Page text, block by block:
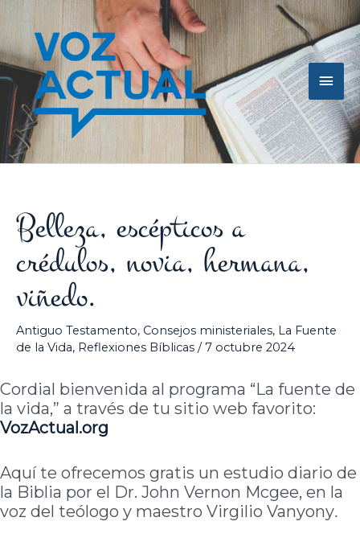
contenido
Belleza, escépticos a
crédulos, novia, hermana,
viñedo.
Antiguo Testamento, Consejos ministeriales, La Fuente
de la Vida, Reflexiones Bíblicas /7 octubre 2024
Cordial bienvenida al programa “La fuente de
la vida,” a través de tu sitio web favorito:
VozActual.org
Aquí te ofrecemos gratis un estudio diario de
la Biblia por el Dr. John Vernon Mcgee, en la
voz del teólogo y maestro Virgilio Vanyony.